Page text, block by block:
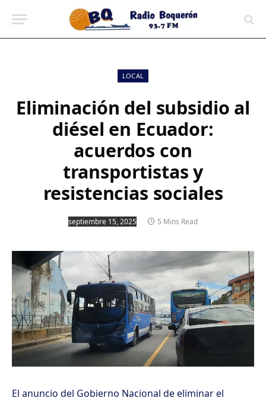
LOCAL
Eliminación del subsidio al
diésel en Ecuador:
acuerdos con
transportistas y
resistencias sociales
septiembre 15, 2025 5 Mins Read
El anuncio del Gobierno Nacional de eliminar el